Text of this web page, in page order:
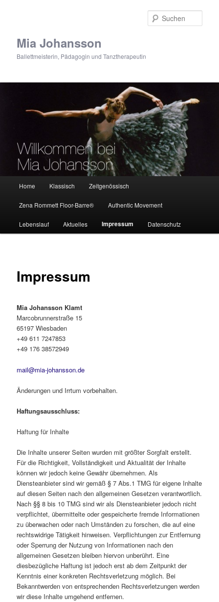
Mia Johansson
Ballettmeisterin, Pädagogin und Tanztherapeutin
Home Klassisch Zeitgenössisch
Zena Rommett Floor-Barre® Authentic Movement
Lebenslauf Aktuelles Impressum Datenschutz
Impressum
Mia Johansson Klamt
Marcobrunnerstraße 15
65197 Wiesbaden
+49 611 7247853
+49 176 38572949
mail@mia-johansson.de
Änderungen und Irrtum vorbehalten.
Haftungsausschluss:
Haftung für Inhalte
Die Inhalte unserer Seiten wurden mit größter Sorgfalt erstellt.
Für die Richtigkeit, Vollständigkeit und Aktualität der Inhalte
können wir jedoch keine Gewähr übernehmen. Als
Diensteanbieter sind wir gemäß § 7 Abs.1 TMG für eigene Inhalte
auf diesen Seiten nach den allgemeinen Gesetzen verantwortlich.
Nach §§ 8 bis 10 TMG sind wir als Diensteanbieter jedoch nicht
verpflichtet, übermittelte oder gespeicherte fremde Informationen
zu überwachen oder nach Umständen zu forschen, die auf eine
rechtswidrige Tätigkeit hinweisen. Verpflichtungen zur Entfernung
oder Sperrung der Nutzung von Informationen nach den
allgemeinen Gesetzen bleiben hiervon unberührt. Eine
diesbezügliche Haftung ist jedoch erst ab dem Zeitpunkt der
Kenntnis einer konkreten Rechtsverletzung möglich. Bei
Bekanntwerden von entsprechenden Rechtsverletzungen werden
wir diese Inhalte umgehend entfernen.